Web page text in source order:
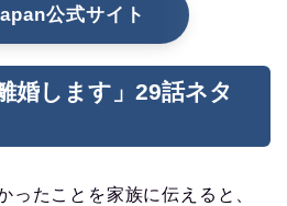
公式サイト
婚します」29話ネタ
ったことを家族に伝えると、